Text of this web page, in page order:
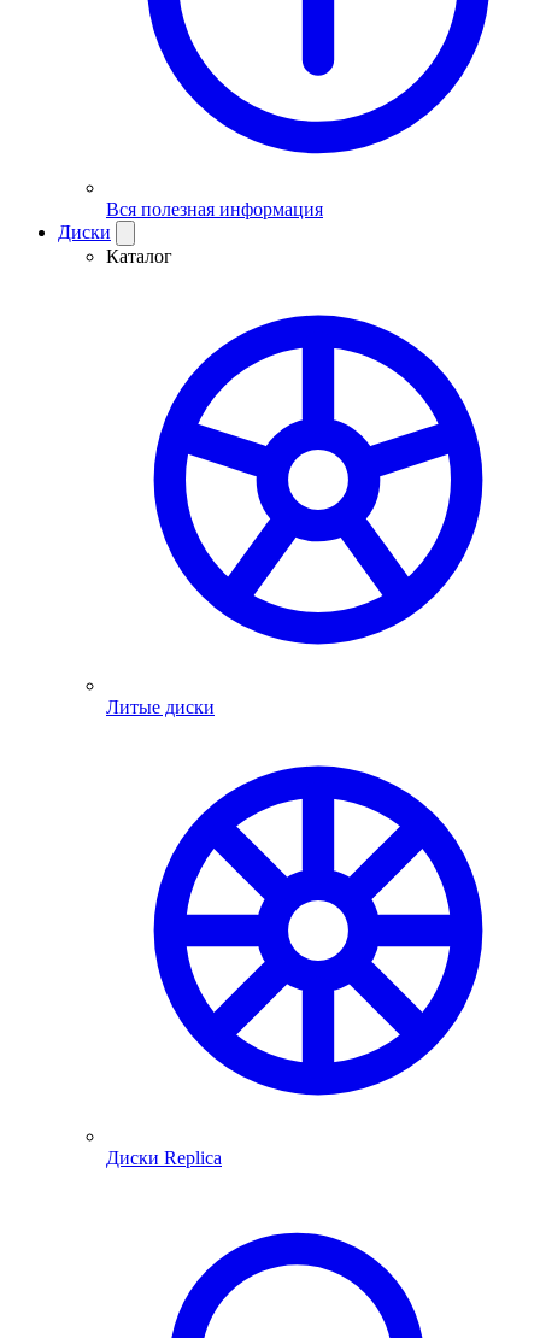
Вся полезная информация
Диски
Каталог
Литые диски
Диски Replica